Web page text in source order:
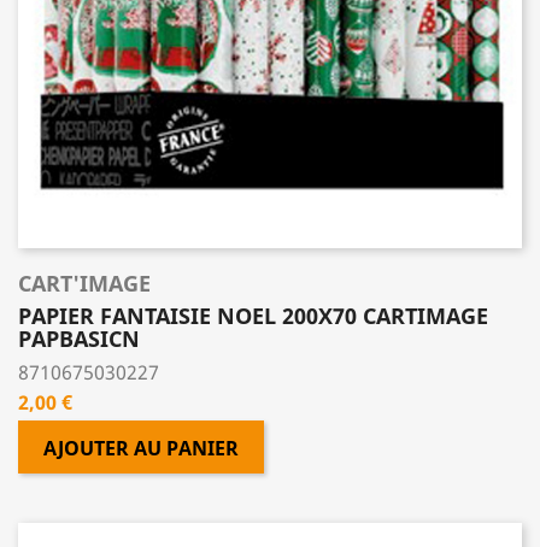
CART'IMAGE
PAPIER FANTAISIE NOEL 200X70 CARTIMAGE
PAPBASICN
8710675030227
Prix
2,00 €
AJOUTER AU PANIER